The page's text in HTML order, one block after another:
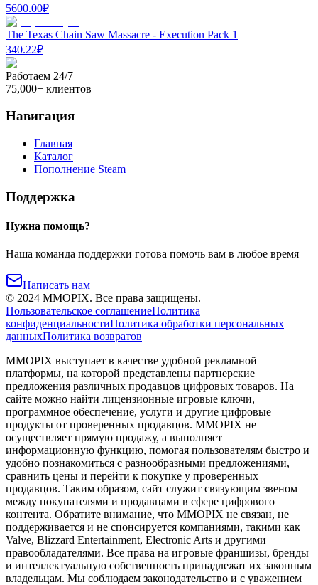
5600.00₽
The Texas Chain Saw Massacre - Execution Pack 1
340.22₽
Работаем 24/7
75,000+ клиентов
Навигация
Главная
Каталог
Пополнение Steam
Поддержка
Нужна помощь?
Наша команда поддержки готова помочь вам в любое время
Написать нам
© 2024 MMOPIX. Все права защищены.
Пользовательское соглашениеПолитика
конфиденциальностиПолитика обработки персональных
данныхПолитика возвратов
MMOPIX выступает в качестве удобной рекламной
платформы, на которой представлены партнерские
предложения различных продавцов цифровых товаров. На
сайте можно найти лицензионные игровые ключи,
программное обеспечение, услуги и другие цифровые
продукты от проверенных продавцов. MMOPIX не
осуществляет прямую продажу, а выполняет
информационную функцию, помогая пользователям быстро и
удобно познакомиться с разнообразными предложениями,
сравнить цены и перейти к покупке у проверенных
продавцов. Таким образом, сайт служит связующим звеном
между покупателями и продавцами в сфере цифрового
контента. Обратите внимание, что MMOPIX не связан, не
поддерживается и не спонсируется компаниями, такими как
Valve, Blizzard Entertainment, Electronic Arts и другими
правообладателями. Все права на игровые франшизы, бренды
и интеллектуальную собственность принадлежат их законным
владельцам. Мы соблюдаем законодательство и с уважением